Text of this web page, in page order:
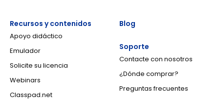
Recursos y contenidos
Apoyo didáctico
Emulador
Solicite su licencia
Webinars
Classpad.net
Blog
Soporte
Contacte con nosotros
¿Dónde comprar?
Preguntas frecuentes